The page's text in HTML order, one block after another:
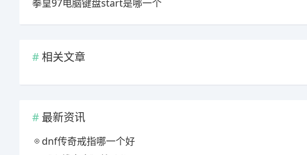
拳皇97电脑键盘start是哪一个
相关文章
最新资讯
dnf传奇戒指哪一个好